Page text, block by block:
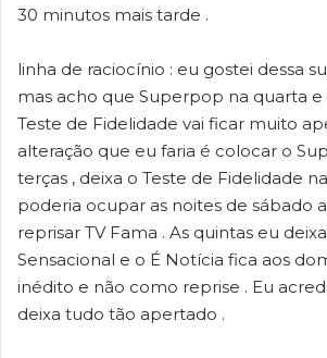
30 minutos mais tarde .
linha de raciocínio : eu gostei dessa
mas acho que Superpop na quarta
Teste de Fidelidade vai ficar muito
alteração que eu faria é colocar o
terças , deixa o Teste de Fidelidade
poderia ocupar as noites de sábado
reprisar TV Fama . As quintas eu
Sensacional e o É Notícia fica aos
inédito e não como reprise . Eu
deixa tudo tão apertado .